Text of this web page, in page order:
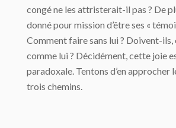
congé ne les attristerait-il pas ? De
donné pour mission d’être ses «
Comment faire sans lui ? Doivent-ils,
comme lui ? Décidément, cette joie
paradoxale. Tentons d’en approcher
trois chemins.